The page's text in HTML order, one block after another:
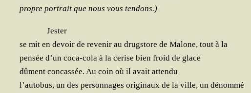
propre por­trait que nous vous tendons.)
Jes­ter
se mit en devoir de reve­nir au drug­store de Malone, tout à la
pen­sée d’un coca-cola à la cerise bien froid de glace
dûment concas­sée. Au coin où il avait attendu
l’autobus, un des per­son­nages ori­gi­naux de la ville, un dénommé